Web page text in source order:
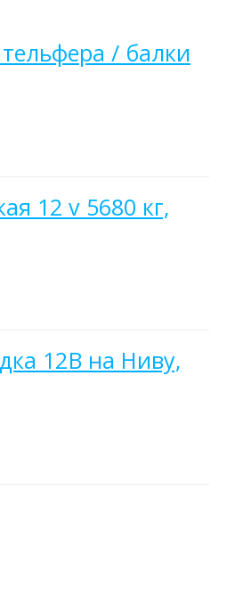
/ балки
12 v 5680 кг,
12В на Ниву,